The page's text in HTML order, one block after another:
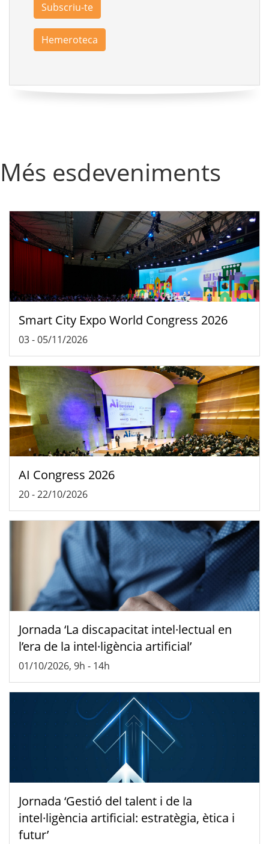
Subscriu-te
Hemeroteca
Més esdeveniments
Smart City Expo World Congress 2026
03-05/11/2026
AI Congress 2026
20-22/10/2026
Jornada ‘La discapacitat intel·lectual en
l’era de la intel·ligència artificial’
01/10/2026, 9h - 14h
Jornada ‘Gestió del talent i de la
intel·ligència artificial: estratègia, ètica i
futur’